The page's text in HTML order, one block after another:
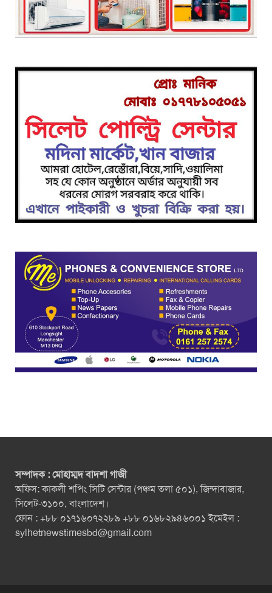
সম্পাদক : মোহাম্মদ বাদশা গাজী
অফিস: কাকলী শপিং সিটি সেন্টার (পঞ্চম তলা ৫০১), জিন্দাবাজার,
সিলেট-৩১০০, বাংলাদেশ।
ফোন : +৮৮ ০১৭১৬০৭২২৮৯ +৮৮ ০১৬৮২৯৪৬০০১ ইমেইল :
sylhetnewstimesbd@gmail.com